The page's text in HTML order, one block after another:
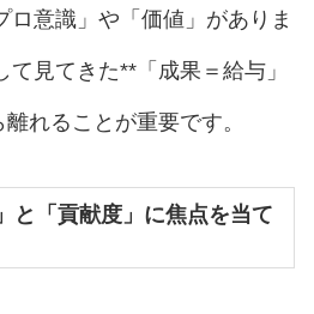
ロ意識」や「価値」がありま
見てきた**「成果＝給与」
れることが重要です。
と「貢献度」に焦点を当て